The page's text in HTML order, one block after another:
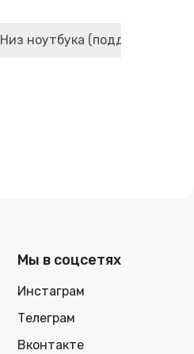
Низ ноутбука (поддон,
Мы в соцсетях
Инстаграм
Телеграм
Вконтакте